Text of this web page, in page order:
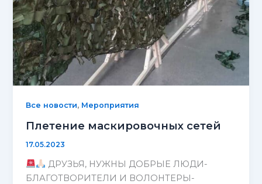
Все новости, Мероприятия
Плетение маскировочных сетей
17.05.2023
ДРУЗЬЯ, НУЖНЫ ДОБРЫЕ ЛЮДИ-
БЛАГОТВОРИТЕЛИ И ВОЛОНТЕРЫ-